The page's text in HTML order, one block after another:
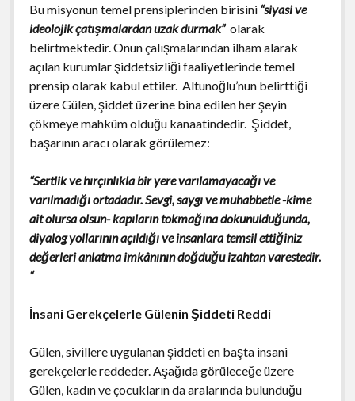
Bu misyonun temel prensiplerinden birisini “siyasi ve
ideolojik çatışmalardan uzak durmak”olarak
belirtmektedir. Onun çalışmalarından ilham alarak
açılan kurumlar şiddetsizliği faaliyetlerinde temel
prensip olarak kabul ettiler. Altunoğlu’nun belirttiği
üzere Gülen, şiddet üzerine bina edilen her şeyin
çökmeye mahkûm olduğu kanaatindedir. Şiddet,
başarının aracı olarak görülemez:
“Sertlik ve hırçınlıkla bir yere varılamayacağı ve
varılmadığı ortadadır. Sevgi, saygı ve muhabbetle -kime
ait olursa olsun- kapıların tokmağına dokunulduğunda,
diyalog yollarının açıldığı ve insanlara temsil ettiğiniz
değerleri anlatma imkânının doğduğu izahtan varestedir.
“
İnsani Gerekçelerle Gülenin Şiddeti Reddi
Gülen, sivillere uygulanan şiddeti en başta insani
gerekçelerle reddeder. Aşağıda görüleceğe üzere
Gülen, kadın ve çocukların da aralarında bulunduğu